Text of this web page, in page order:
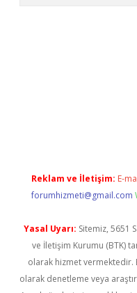
Reklam ve İletişim: E-
forumhizmeti@gmail.com
Yasal Uyarı: Sitemiz, 5651
ve İletişim Kurumu (BTK)
olarak hizmet
olarak denetleme veya